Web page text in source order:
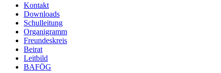
Kontakt
Downloads
Schulleitung
Organigramm
Freundeskreis
Beirat
Leitbild
BAFÖG